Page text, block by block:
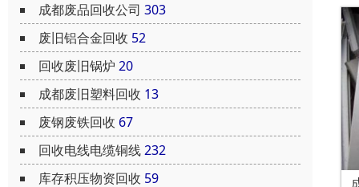
成都废品回收公司 303
废旧铝合金回收 52
回收废旧锅炉 20
成都废旧塑料回收 13
废钢废铁回收 67
回收电线电缆铜线232
库存积压物资回收 59